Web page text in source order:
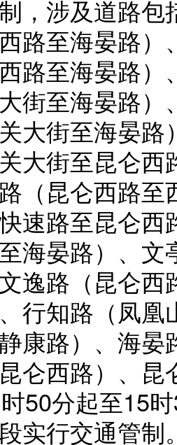
，涉及道路
路至海晏路
路至海晏路
街至海晏路
大街至海晏
大街至昆仑
（昆仑西路
速路至昆仑
海晏路）、
逸路（昆仑
行知路（凤
静康路）、海
昆仑西路）、
分起至15时
实行交通管